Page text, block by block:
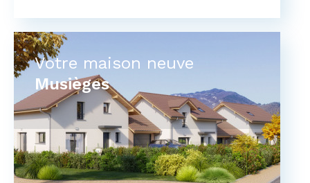
Votre maison neuve
Musièges